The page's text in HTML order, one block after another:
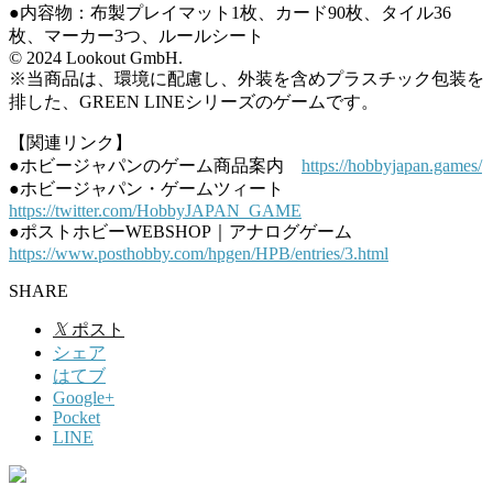
●内容物：布製プレイマット1枚、カード90枚、タイル36
枚、マーカー3つ、ルールシート
© 2024 Lookout GmbH.
※当商品は、環境に配慮し、外装を含めプラスチック包装を
排した、GREEN LINEシリーズのゲームです。
【関連リンク】
●ホビージャパンのゲーム商品案内 https://hobbyjapan.games/
●ホビージャパン・ゲームツィート
https://twitter.com/HobbyJAPAN_GAME
●ポストホビーWEBSHOP｜アナログゲーム
https://www.posthobby.com/hpgen/HPB/entries/3.html
SHARE
𝕏 ポスト
シェア
はてブ
Google+
Pocket
LINE